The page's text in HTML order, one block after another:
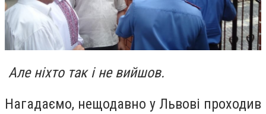
Але ніхто так і не вийшов.
Нагадаємо, нещодавно у Львові проходив